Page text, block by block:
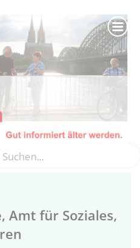
Amt für Soziales,